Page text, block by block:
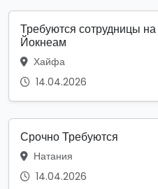
Требуются сотрудницы
Йокнеам
Хайфа
14.04.2026
Срочно Требуются
Натания
14.04.2026